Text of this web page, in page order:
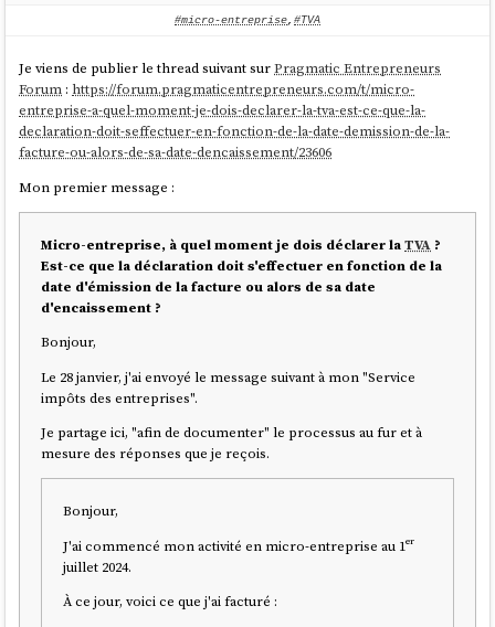
"Le régime normal d'imposition TVA"
"Le régime alternatif du mini-réel"
D'après mes recherches,je comprends qu'il y a en réalité 4 options
Régime en base de TVA
Régime mini-réel d'imposition à la TVA
Régime réel normal d'imposition à la TVA
(Lien vers une versionGoogle Spreadshet du tableau)
Critères
Facturation de
la TVA
de TVA
✅ Annuelle
✅
Paiement de la
❌ Non
#micro-entreprise, #TVA
Je viens de publier le thread suivant surPragmatic Entrepreneurs
Forum : https://forum.pragmaticentrepreneurs.com/t/micro-
entreprise-a-quel-moment-je-dois-declarer-la-tva-est-ce-que-la-
declaration-doit-seffectuer-en-fonction-de-la-date-demission-de-la-
facture-ou-alors-de-sa-date-dencaissement/23606
Mon premier message :
Micro-entreprise, à quel moment je dois déclarer laTVA ?
Est-ce que la déclaration doit s'effectuer en fonction de la
date d'émission de la facture ou alors de sa date
d'encaissement ?
Bonjour,
Le 28 janvier, j'ai envoyé le message suivant à mon "Service
impôts des entreprises".
Je partage ici, "afin de documenter" le processus au fur et à
mesure des réponses que je reçois.
Bonjour,
J'ai commencé mon activité en micro-entreprise au 1ᵉʳ
juillet 2024.
À ce jour, voici ce que j'ai facturé :